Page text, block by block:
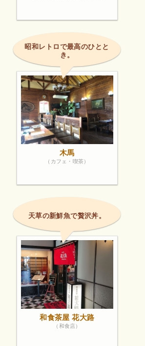
保護されている場合があります。
昭和レトロで最高のひとと
き。
木馬
（カフェ・喫茶）
天草の新鮮魚で贅沢丼。
和食茶屋 花大路
（和食店）